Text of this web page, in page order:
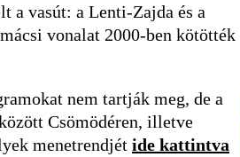
a vasút: a Lenti-Zajda és a
vonalat 2000-ben kötötték
nem tartják meg, de a
Csömödéren, illetve
menetrendjét ide kattintva